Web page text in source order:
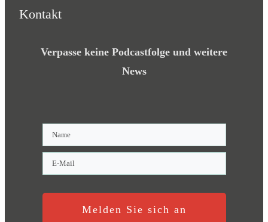
Kontakt
Verpasse keine Podcastfolge und weitere
News
Melden Sie sich an